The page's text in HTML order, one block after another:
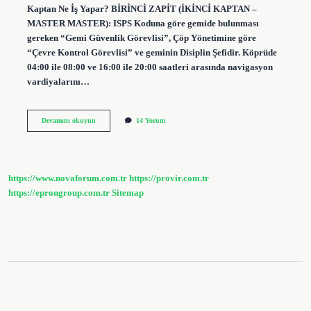
Kaptan Ne İş Yapar? BİRİNCİ ZAPİT (İKİNCİ KAPTAN –
MASTER MASTER): ISPS Koduna göre gemide bulunması
gereken “Gemi Güvenlik Görevlisi”, Çöp Yönetimine göre
“Çevre Kontrol Görevlisi” ve geminin Disiplin Şefidir. Köprüde
04:00 ile 08:00 ve 16:00 ile 20:00 saatleri arasında navigasyon
vardiyalarını…
Devamını okuyun1
14 Yorum
https://www.novaforum.com.tr https://provir.com.tr
https://eprongroup.com.tr Sitemap